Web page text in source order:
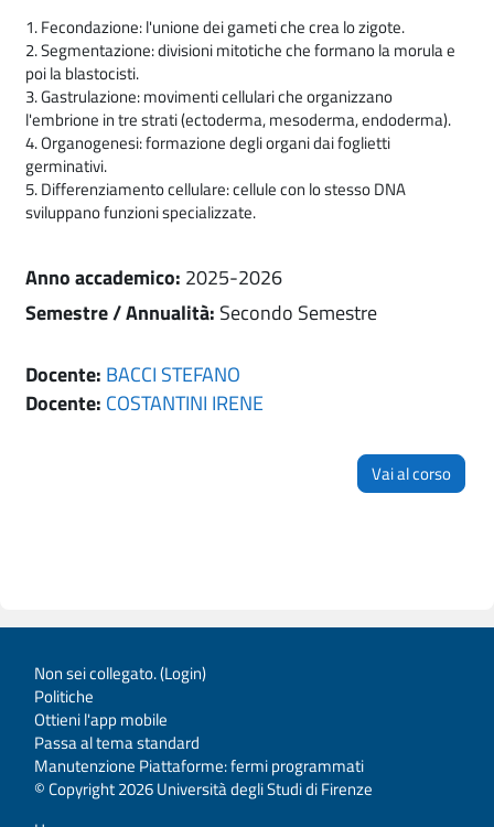
1. Fecondazione: l'unione dei gameti che crea lo zigote.
2. Segmentazione: divisioni mitotiche che formano la morula e
poi la blastocisti.
3. Gastrulazione: movimenti cellulari che organizzano
l'embrione in tre strati (ectoderma, mesoderma, endoderma).
4. Organogenesi: formazione degli organi dai foglietti
germinativi.
5. Differenziamento cellulare: cellule con lo stesso DNA
sviluppano funzioni specializzate.
Anno accademico: 2025-2026
Semestre / Annualità: Secondo Semestre
Docente: BACCI STEFANO
Docente: COSTANTINI IRENE
Vai al corso
Non sei collegato. (Login)
Politiche
Ottieni l'app mobile
Passa al tema standard
Manutenzione Piattaforme: fermi programmati
© Copyright 2026 Università degli Studi di Firenze